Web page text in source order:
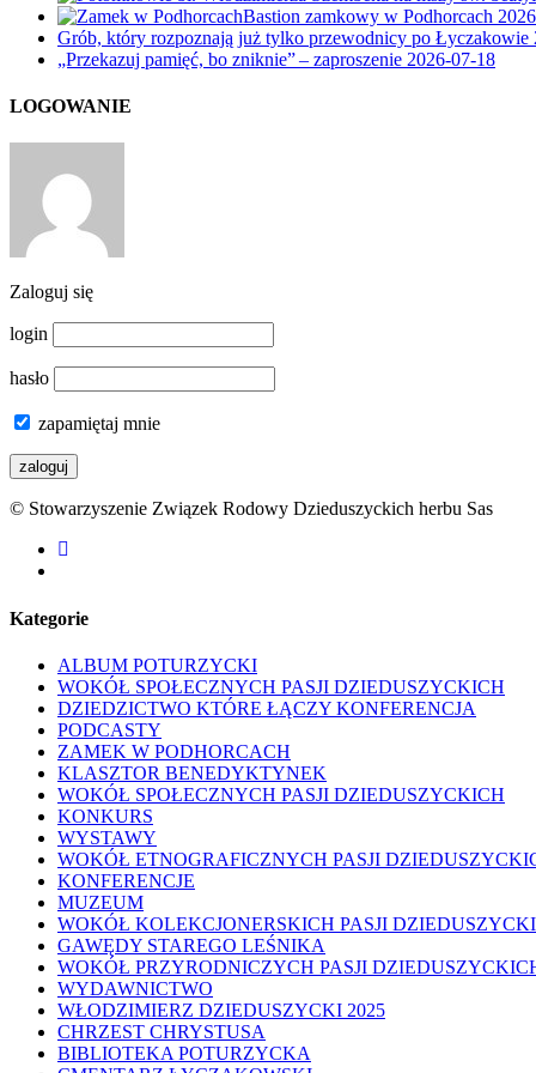
Bastion zamkowy w Podhorcach
Grób, który rozpoznają już tylko przewodnicy po Łyczakowie
„Przekazuj pamięć, bo zniknie” – zaproszenie 2026-07-18
LOGOWANIE
Zaloguj się
login
hasło
zapamiętaj mnie
© Stowarzyszenie Związek Rodowy Dzieduszyckich herbu Sas
facebook
Kategorie
ALBUM POTURZYCKI
WOKÓŁ SPOŁECZNYCH PASJI DZIEDUSZYCKICH
DZIEDZICTWO KTÓRE ŁĄCZY KONFERENCJA
PODCASTY
ZAMEK W PODHORCACH
KLASZTOR BENEDYKTYNEK
WOKÓŁ SPOŁECZNYCH PASJI DZIEDUSZYCKICH
KONKURS
WYSTAWY
WOKÓŁ ETNOGRAFICZNYCH PASJI
KONFERENCJE
MUZEUM
WOKÓŁ KOLEKCJONERSKICH PASJI
GAWĘDY STAREGO LEŚNIKA
WOKÓŁ PRZYRODNICZYCH PASJI
WYDAWNICTWO
WŁODZIMIERZ DZIEDUSZYCKI 2025
CHRZEST CHRYSTUSA
BIBLIOTEKA POTURZYCKA